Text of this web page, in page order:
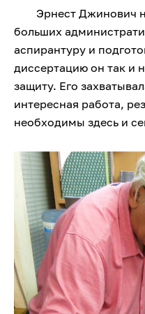
Эрнест Джинович
больших
аспирантуру и
диссертацию он так и
защиту. Его
интересная работа,
необходимы здесь и